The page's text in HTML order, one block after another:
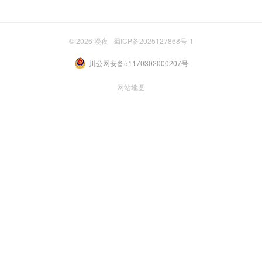
© 2026 漫夜 蜀ICP备2025127868号-1
川公网安备51170302000207号
网站地图